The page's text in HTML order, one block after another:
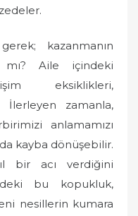
kazanmanın
mı? Aile içindeki
eksiklikleri,
İlerleyen zamanla,
anlamamızı
kayba dönüşebilir.
bir acı verdiğini
bu kopukluk,
nesillerin kumara